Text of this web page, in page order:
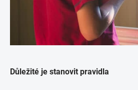
Důležité je stanovit pravidla